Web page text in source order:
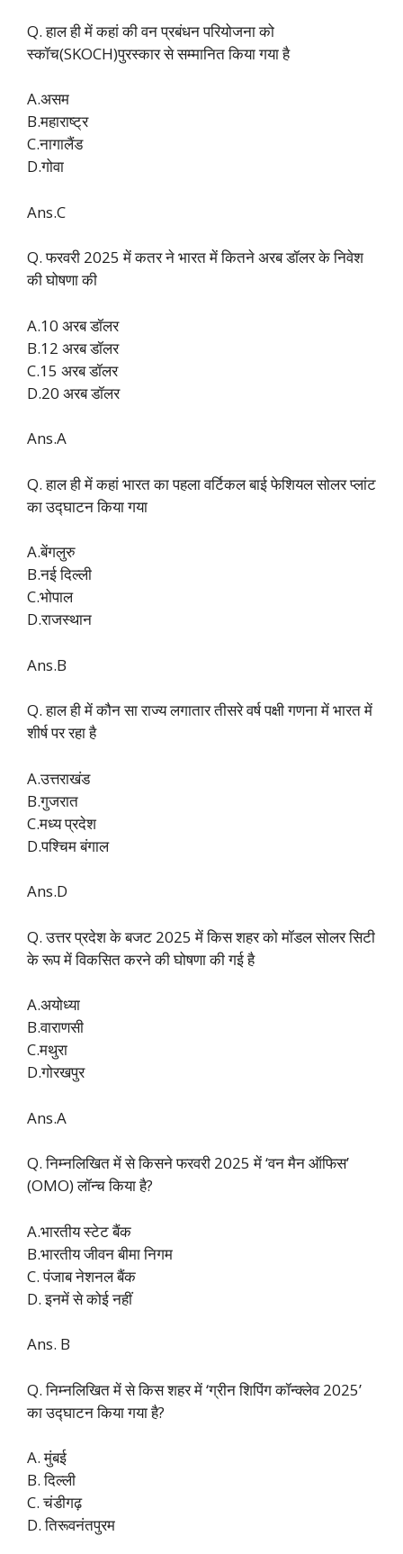
Q. हाल ही में कहां की वन प्रबंधन परियोजना को
स्कॉच(SKOCH)पुरस्कार से सम्मानित किया गया है
A.असम
B.महाराष्ट्र
C.नागालैंड
D.गोवा
Ans.C
Q. फरवरी 2025 में कतर ने भारत में कितने अरब डॉलर के निवेश
की घोषणा की
A.10 अरब डॉलर
B.12 अरब डॉलर
C.15 अरब डॉलर
D.20 अरब डॉलर
Ans.A
Q. हाल ही में कहां भारत का पहला वर्टिकल बाई फेशियल सोलर प्लांट
का उद्घाटन किया गया
A.बेंगलुरु
B.नई दिल्ली
C.भोपाल
D.राजस्थान
Ans.B
Q. हाल ही में कौन सा राज्य लगातार तीसरे वर्ष पक्षी गणना में भारत में
शीर्ष पर रहा है
A.उत्तराखंड
B.गुजरात
C.मध्य प्रदेश
D.पश्चिम बंगाल
Ans.D
Q. उत्तर प्रदेश के बजट 2025 में किस शहर को मॉडल सोलर सिटी
के रूप में विकसित करने की घोषणा की गई है
A.अयोध्या
B.वाराणसी
C.मथुरा
D.गोरखपुर
Ans.A
Q. निम्नलिखित में से किसने फरवरी 2025 में ‘वन मैन ऑफिस’
(OMO) लॉन्च किया है?
A.भारतीय स्टेट बैंक
B.भारतीय जीवन बीमा निगम
C. पंजाब नेशनल बैंक
D. इनमें से कोई नहीं
Ans. B
Q. निम्नलिखित में से किस शहर में ‘ग्रीन शिपिंग कॉन्क्लेव 2025’
का उद्घाटन किया गया है?
A. मुंबई
B. दिल्ली
C. चंडीगढ़
D. तिरूवनंतपुरम